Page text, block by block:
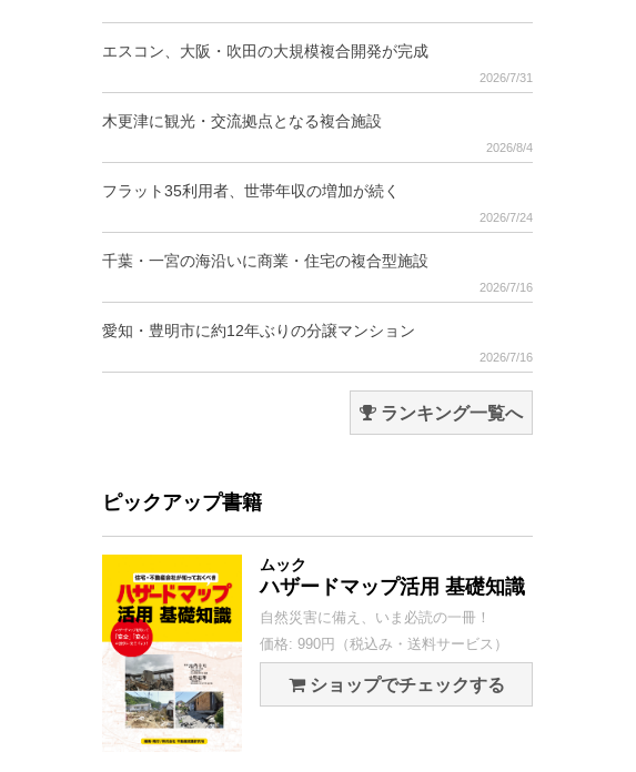
エスコン、大阪・吹田の大規模複合開発が完成
2026/7/31
木更津に観光・交流拠点となる複合施設
2026/8/4
フラット35利用者、世帯年収の増加が続く
2026/7/24
千葉・一宮の海沿いに商業・住宅の複合型施設
2026/7/16
愛知・豊明市に約12年ぶりの分譲マンション
2026/7/16
ランキング一覧へ
ピックアップ書籍
ムック
ハザードマップ活用 基礎知識
自然災害に備え、いま必読の一冊！
価格: 990円（税込み・送料サービス）
ショップでチェックする